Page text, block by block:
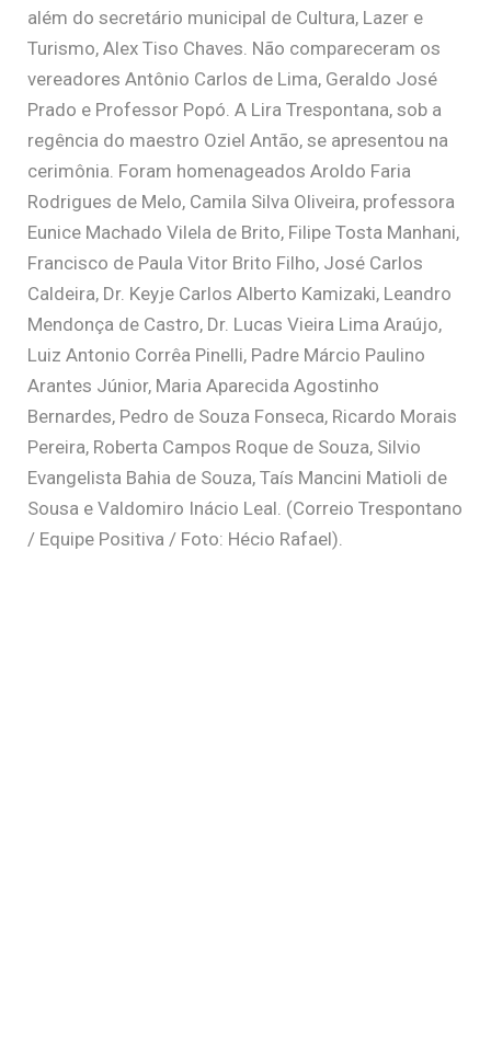
além do secretário municipal de Cultura, Lazer e
Turismo, Alex Tiso Chaves. Não compareceram os
vereadores Antônio Carlos de Lima, Geraldo José
Prado e Professor Popó. A Lira Trespontana, sob a
regência do maestro Oziel Antão, se apresentou na
cerimônia. Foram homenageados Aroldo Faria
Rodrigues de Melo, Camila Silva Oliveira, professora
Eunice Machado Vilela de Brito, Filipe Tosta Manhani,
Francisco de Paula Vitor Brito Filho, José Carlos
Caldeira, Dr. Keyje Carlos Alberto Kamizaki, Leandro
Mendonça de Castro, Dr. Lucas Vieira Lima Araújo,
Luiz Antonio Corrêa Pinelli, Padre Márcio Paulino
Arantes Júnior, Maria Aparecida Agostinho
Bernardes, Pedro de Souza Fonseca, Ricardo Morais
Pereira, Roberta Campos Roque de Souza, Silvio
Evangelista Bahia de Souza, Taís Mancini Matioli de
Sousa e Valdomiro Inácio Leal. (Correio Trespontano
/ Equipe Positiva / Foto: Hécio Rafael).